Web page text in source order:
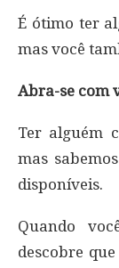
É ótimo ter
mas você
Abra-se com
Ter alguém
mas
disponíveis.
Quando
descobre